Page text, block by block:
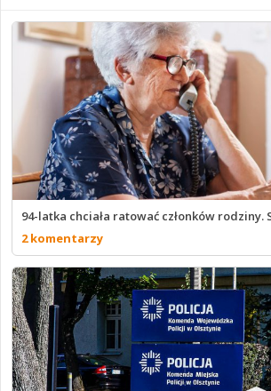
94-latka chciała ratować członków rodziny.
2 komentarzy